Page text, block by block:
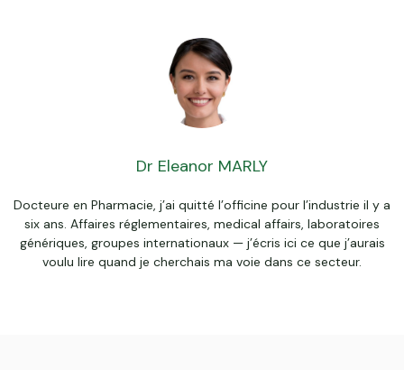
Dr Eleanor MARLY
Docteure en Pharmacie, j’ai quitté l’officine pour l’industrie il y a
six ans. Affaires réglementaires, medical affairs, laboratoires
génériques, groupes internationaux — j’écris ici ce que j’aurais
voulu lire quand je cherchais ma voie dans ce secteur.